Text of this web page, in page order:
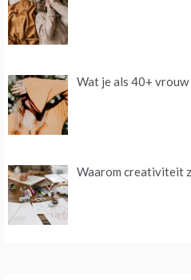
Wat je als 40+ vrouw
Waarom creativiteit